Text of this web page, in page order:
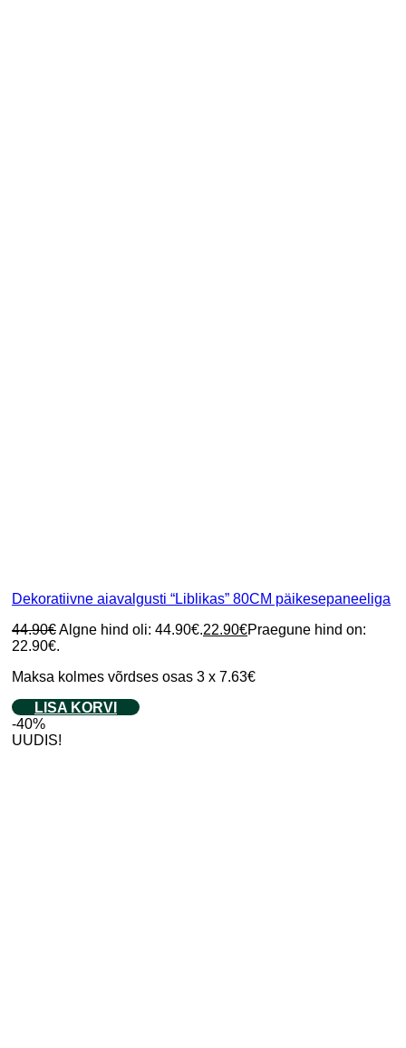
Dekoratiivne aiavalgusti “Liblikas” 80CM päikesepaneeliga
44.90€Algne hind oli: 44.90€.22.90€Praegune hind on:
22.90€.
Maksa kolmes võrdses osas 3 x 7.63€
LISA KORVI
-40%
UUDIS!